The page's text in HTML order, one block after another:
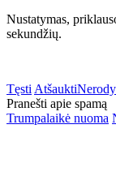
Nustatymas,
sekundžių.
Tęsti Atšaukti
Pranešti apie spamą
Trumpalaikė nuoma